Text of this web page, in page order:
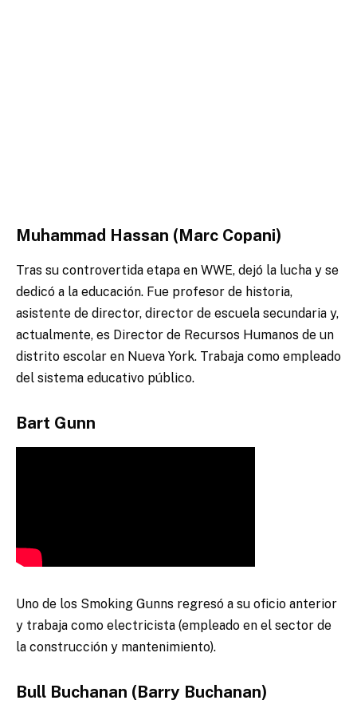
Muhammad Hassan (Marc Copani)
Tras su controvertida etapa en WWE, dejó la lucha y se
dedicó a la educación. Fue profesor de historia,
asistente de director, director de escuela secundaria y,
actualmente, es Director de Recursos Humanos de un
distrito escolar en Nueva York. Trabaja como empleado
del sistema educativo público.
Bart Gunn
Uno de los Smoking Gunns regresó a su oficio anterior
y trabaja como electricista (empleado en el sector de
la construcción y mantenimiento).
Bull Buchanan (Barry Buchanan)